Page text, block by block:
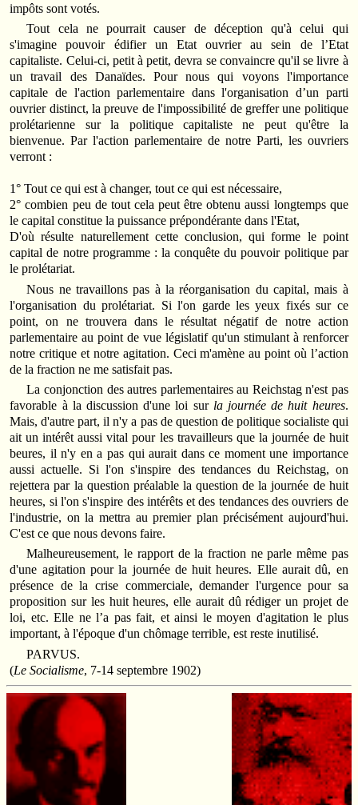
impôts sont votés.
Tout cela ne pourrait causer de déception qu'à celui qui
s'imagine pouvoir édifier un Etat ouvrier au sein de l’Etat
capitaliste. Celui-ci, petit à petit, devra se convaincre qu'il se livre à
un travail des Danaïdes. Pour nous qui voyons l'importance
capitale de l'action parlementaire dans l'organisation d’un parti
ouvrier distinct, la preuve de l'impossibilité de greffer une politique
prolétarienne sur la politique capitaliste ne peut qu'être la
bienvenue. Par l'action parlementaire de notre Parti, les ouvriers
verront :
1° Tout ce qui est à changer, tout ce qui est nécessaire,
2° combien peu de tout cela peut être obtenu aussi longtemps que
le capital constitue la puissance prépondérante dans l'Etat,
D'où résulte naturellement cette conclusion, qui forme le point
capital de notre programme : la conquête du pouvoir politique par
le prolétariat.
Nous ne travaillons pas à la réorganisation du capital, mais à
l'organisation du prolétariat. Si l'on garde les yeux fixés sur ce
point, on ne trouvera dans le résultat négatif de notre action
parlementaire au point de vue législatif qu'un stimulant à renforcer
notre critique et notre agitation. Ceci m'amène au point où l’action
de la fraction ne me satisfait pas.
La conjonction des autres parlementaires au Reichstag n'est pas
favorable à la discussion d'une loi sur la journée de huit heures.
Mais, d'autre part, il n'y a pas de question de politique socialiste qui
ait un intérêt aussi vital pour les travailleurs que la journée de huit
beures, il n'y en a pas qui aurait dans ce moment une importance
aussi actuelle. Si l'on s'inspire des tendances du Reichstag, on
rejettera par la question préalable la question de la journée de huit
heures, si l'on s'inspire des intérêts et des tendances des ouvriers de
l'industrie, on la mettra au premier plan précisément aujourd'hui.
C'est ce que nous devons faire.
Malheureusement, le rapport de la fraction ne parle même pas
d'une agitation pour la journée de huit heures. Elle aurait dû, en
présence de la crise commerciale, demander l'urgence pour sa
proposition sur les huit heures, elle aurait dû rédiger un projet de
loi, etc. Elle ne l’a pas fait, et ainsi le moyen d'agitation le plus
important, à l'époque d'un chômage terrible, est reste inutilisé.
PARVUS.
(Le Socialisme, 7-14 septembre 1902)